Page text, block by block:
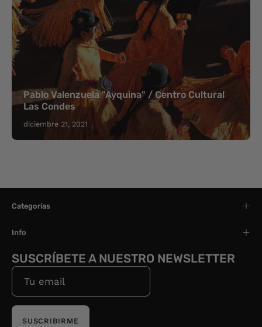
Pablo Valenzuela "Ayquina" / Centro Cultural
Las Condes
diciembre 21, 2021
Categorías
Info
SUSCRÍBETE A NUESTRO NEWSLETTER
SUSCRIBIRME